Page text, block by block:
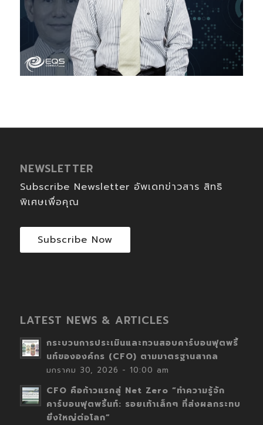
NEWSLETTER
Subscribe Newsletter อัพเดทข่าวสาร สิทธิ
พิเศษเพื่อคุณ
Subscribe Now
LATEST NEWS & ARTICLES
กระบวนการประเมินและทวนสอบคาร์บอนฟุตพริ้
นท์ขององค์กร (CFO) ตามมาตรฐานสากล
มกราคม 30, 2026 - 10:00 am
CFO คือก้าวแรกสู่ Net Zero “ทำความรู้จัก
คาร์บอนฟุตพริ้นท์: รอยเท้าเล็กๆ ที่ส่งผลกระทบ
ยิ่งใหญ่ต่อโลก”